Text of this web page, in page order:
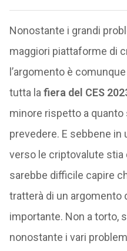
Nonostante i grandi
maggiori piattaforme di
l’argomento è
tutta la fiera del CES
minore rispetto a
prevedere. E sebbene in
verso le criptovalute stia
sarebbe difficile capire
tratterà di un
importante. Non a torto,
nonostante i vari